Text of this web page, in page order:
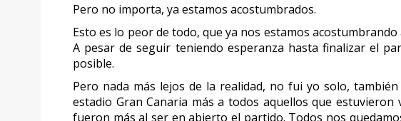
Pero no importa, ya estamos acostumbrados.
Esto es lo peor de todo, que ya nos estamos
A pesar de seguir teniendo esperanza hasta finalizar el
posible.
Pero nada más lejos de la realidad, no fui yo solo,
estadio Gran Canaria más a todos aquellos que
fueron más al ser en abierto el partido. Todos nos